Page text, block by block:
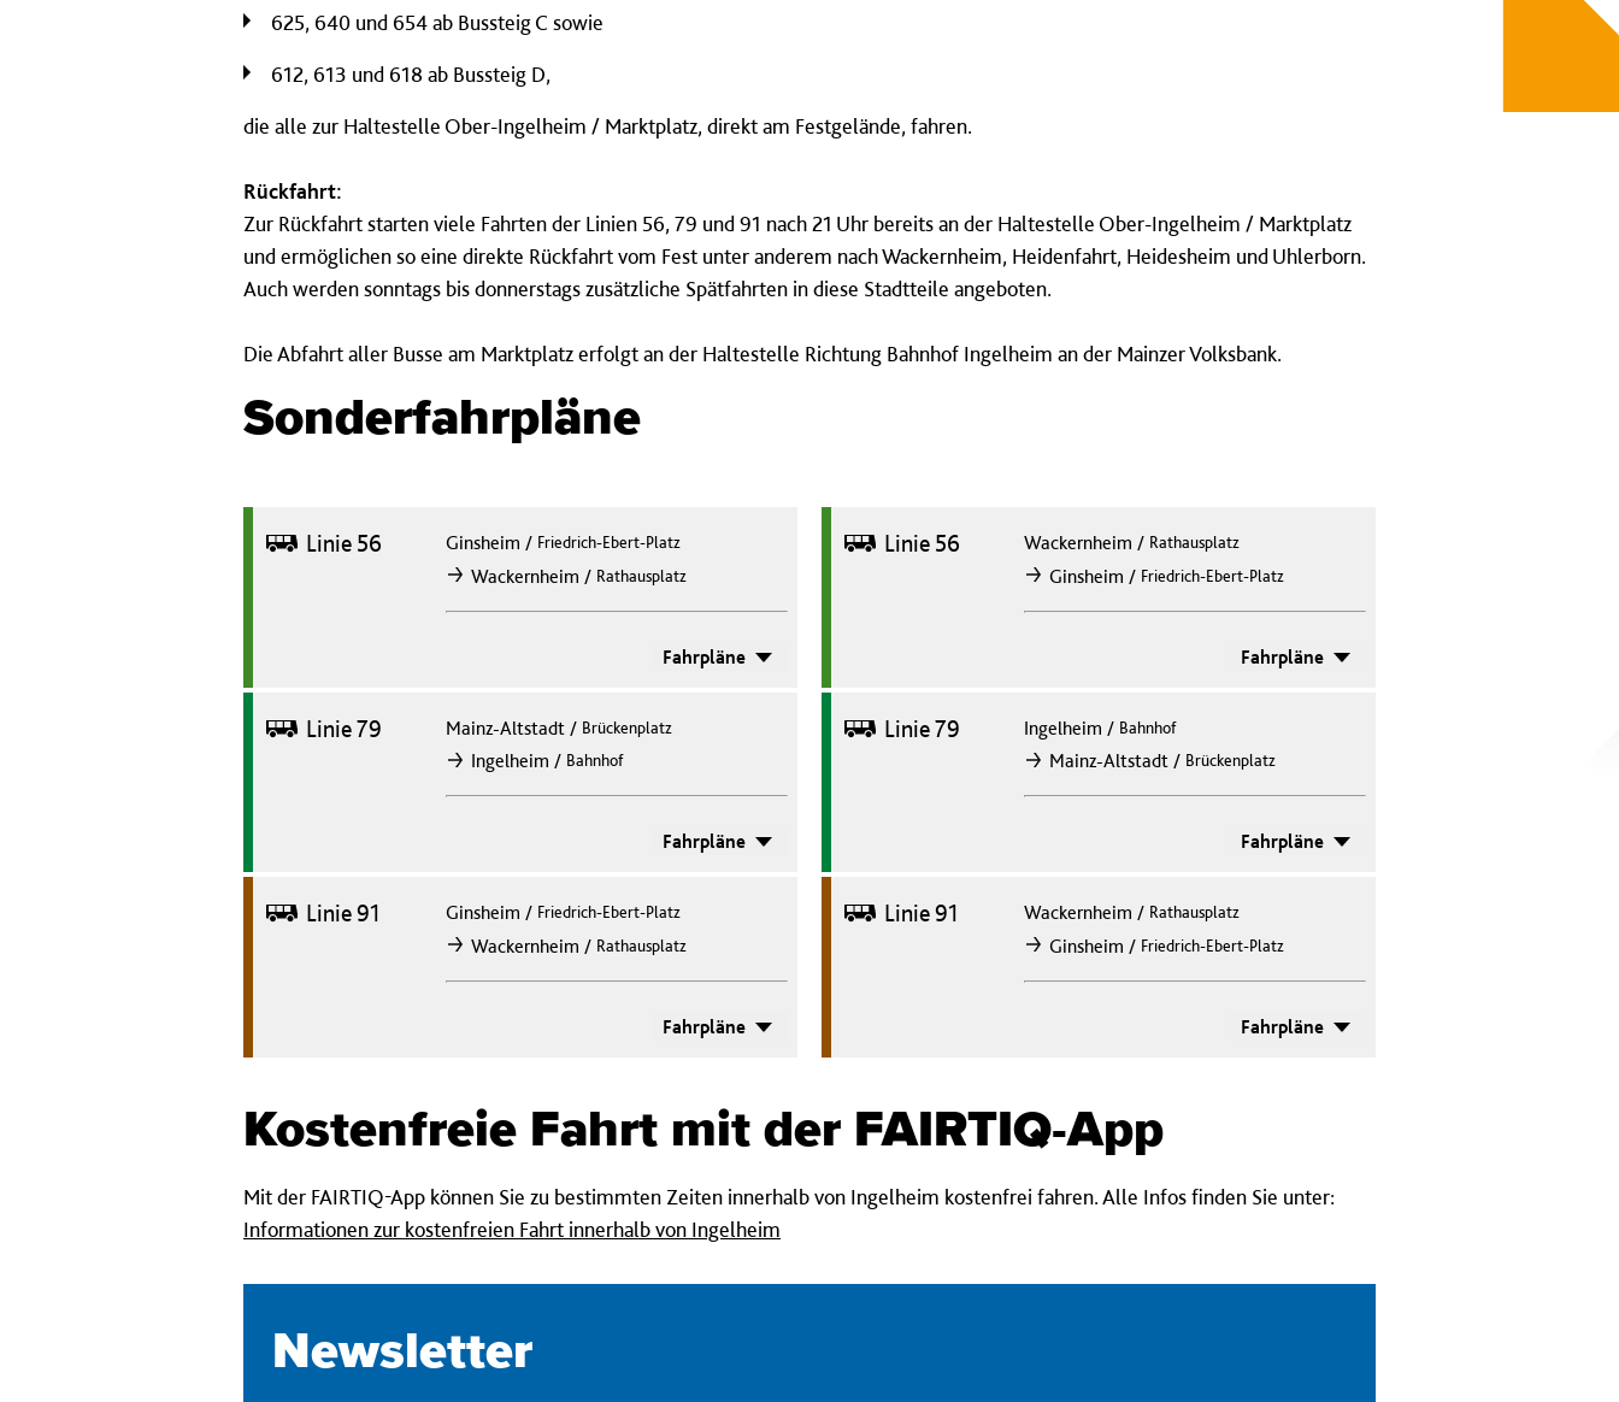
625, 640 und 654 ab Bussteig C sowie
612, 613 und 618 ab Bussteig D,
die alle zur Haltestelle Ober-Ingelheim / Marktplatz, direkt am Festgelände, fahren.
Rückfahrt:
Zur Rückfahrt starten viele Fahrten der Linien 56, 79 und 91 nach 21 Uhr bereits an der Haltestelle Ober-Ingelheim / Marktplatz
und ermöglichen so eine direkte Rückfahrt vom Fest unter anderem nach Wackernheim, Heidenfahrt, Heidesheim und Uhlerborn.
Auch werden sonntags bis donnerstags zusätzliche Spätfahrten in diese Stadtteile angeboten.
Die Abfahrt aller Busse am Marktplatz erfolgt an der Haltestelle Richtung Bahnhof Ingelheim an der Mainzer Volksbank.
Sonderfahrpläne
Bus Linie 56 Ginsheim / Friedrich-Ebert-Platz
nachWackernheim / Rathausplatz
Fahrpläne
Bus Linie 56 Wackernheim / Rathausplatz
nachGinsheim / Friedrich-Ebert-Platz
Fahrpläne
Bus Linie 79 Mainz-Altstadt / Brückenplatz
nachIngelheim / Bahnhof
Fahrpläne
Bus Linie 79 Ingelheim / Bahnhof
nachMainz-Altstadt / Brückenplatz
Fahrpläne
Bus Linie 91 Ginsheim / Friedrich-Ebert-Platz
nachWackernheim / Rathausplatz
Fahrpläne
Bus Linie 91 Wackernheim / Rathausplatz
nachGinsheim / Friedrich-Ebert-Platz
Fahrpläne
Kostenfreie Fahrt mit der FAIRTIQ-App
Mit der FAIRTIQ-App können Sie zu bestimmten Zeiten innerhalb von Ingelheim kostenfrei fahren. Alle Infos finden Sie unter:
Informationen zur kostenfreien Fahrt innerhalb von Ingelheim
Newsletter